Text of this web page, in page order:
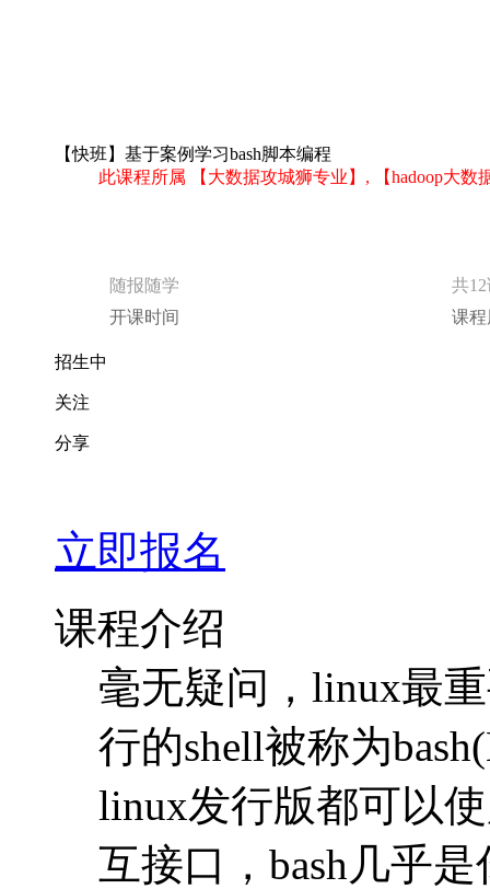
【快班】基于案例学习bash脚本编程
此课程所属 【大数据攻城狮专业】, 【hadoop大
随报随学
共
开课时间
课
招生中
关注
分享
立即报名
课程介绍
毫无疑问，linux最
行的shell被称为
linux发行版都可以
互接口，bash几乎